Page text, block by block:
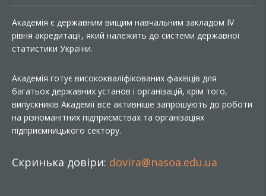
Академія є державним вищим навчальним закладом IV
рівня акредитації, який належить до системи державної
статистики України.
Академія готує висококваліфікованих фахівців для
багатьох державних установ і організацій, крім того,
випускників Академії все активніше запрошують до роботи
на різноманітних підприємствах та організаціях
підприємницького сектору.
Скринька довіри: dovira@nasoa.edu.ua